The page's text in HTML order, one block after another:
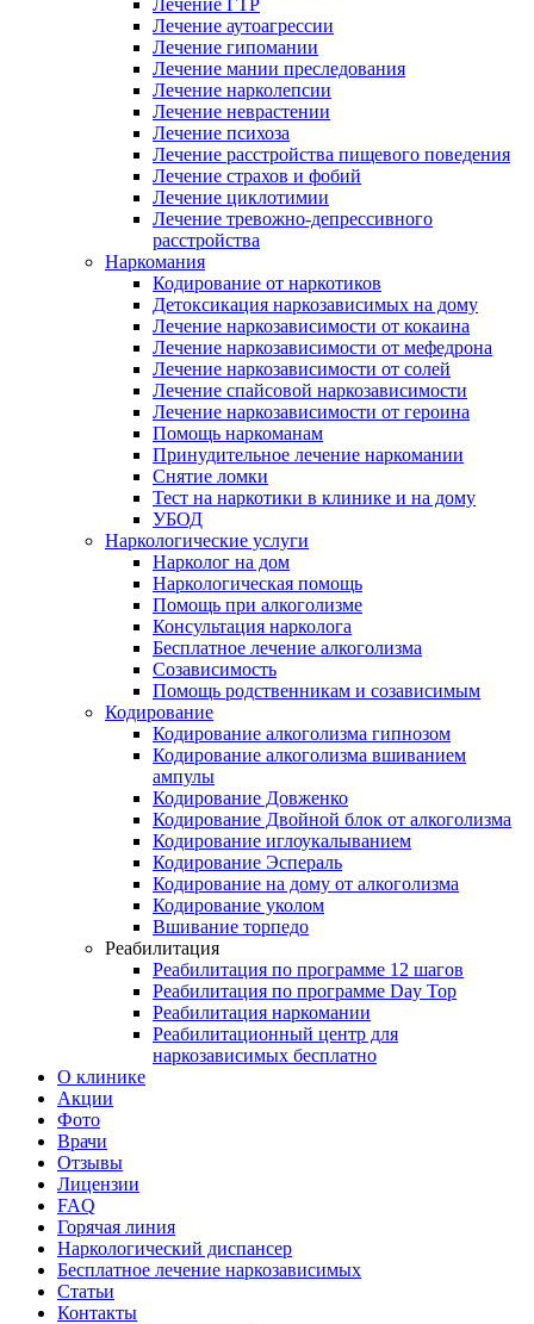
Лечение ГТР
Лечение аутоагрессии
Лечение гипомании
Лечение мании преследования
Лечение нарколепсии
Лечение неврастении
Лечение психоза
Лечение расстройства пищевого поведения
Лечение страхов и фобий
Лечение циклотимии
Лечение тревожно-депрессивного
расстройства
Наркомания
Кодирование от наркотиков
Детоксикация наркозависимых на дому
Лечение наркозависимости от кокаина
Лечение наркозависимости от мефедрона
Лечение наркозависимости от солей
Лечение спайсовой наркозависимости
Лечение наркозависимости от героина
Помощь наркоманам
Принудительное лечение наркомании
Снятие ломки
Тест на наркотики в клинике и на дому
УБОД
Наркологические услуги
Нарколог на дом
Наркологическая помощь
Помощь при алкоголизме
Консультация нарколога
Бесплатное лечение алкоголизма
Созависимость
Помощь родственникам и созависимым
Кодирование
Кодирование алкоголизма гипнозом
Кодирование алкоголизма вшиванием
ампулы
Кодирование Довженко
Кодирование Двойной блок от алкоголизма
Кодирование иглоукалыванием
Кодирование Эспераль
Кодирование на дому от алкоголизма
Кодирование уколом
Вшивание торпедо
Реабилитация
Реабилитация по программе 12 шагов
Реабилитация по программе Day Top
Реабилитация наркомании
Реабилитационный центр для
наркозависимых бесплатно
О клинике
Акции
Фото
Врачи
Отзывы
Лицензии
FAQ
Горячая линия
Наркологический диспансер
Бесплатное лечение наркозависимых
Статьи
Контакты